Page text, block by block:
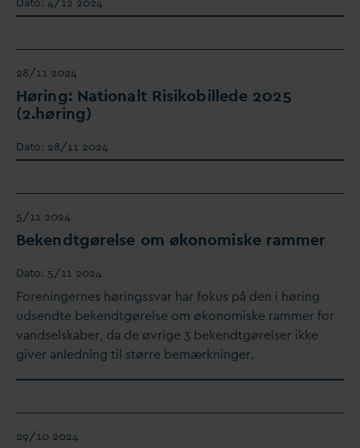
28/11 2024
Høring: Nationalt Risikobillede 2025
(2.høring)
Dato: 28/11 2024
5/11 2024
Bekendtgørelse om økonomiske rammer
Dato: 5/11 2024
Foreningernes høringssvar har fokus på den i høring
udsendte bekendtgørelse om økonomiske rammer for
vandselskaber, da de øvrige 3 bekendtgørelser ikke
giver anledning til større bemærkninger.
29/10 2024